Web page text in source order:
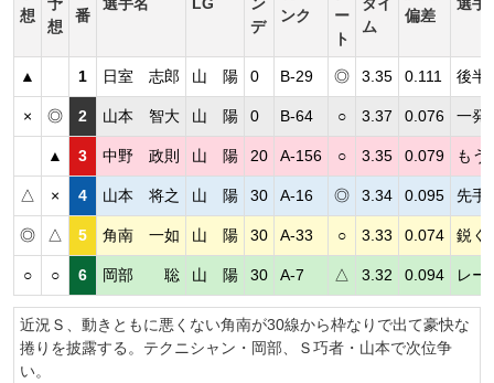
想
想
番
デ
ンク
ー
ト
ム
偏差
▲ 1 日室 志郎 山 陽 0 B-29 ◎ 3.35 0.111 後半
× ◎ 2 山本 智大 山 陽 0 B-64 ○ 3.37 0.076 一発
▲ 3 中野 政則 山 陽 20 A-156 ○ 3.35 0.079 もう
△ × 4 山本 将之 山 陽 30 A-16 ◎ 3.34 0.095 先手
◎ △ 5 角南 一如 山 陽 30 A-33 ○ 3.33 0.074 鋭く
○ ○ 6 岡部 聡 山 陽 30 A-7 △ 3.32 0.094 レー
近況Ｓ、動きともに悪くない角南が30線から枠なりで出て豪快な
捲りを披露する。テクニシャン・岡部、Ｓ巧者・山本で次位争
い。